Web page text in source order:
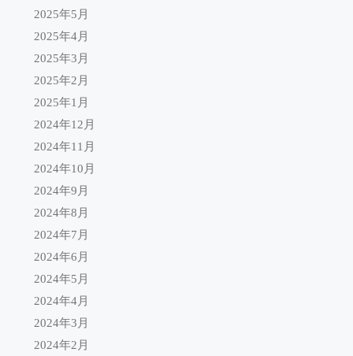
2025年5月
2025年4月
2025年3月
2025年2月
2025年1月
2024年12月
2024年11月
2024年10月
2024年9月
2024年8月
2024年7月
2024年6月
2024年5月
2024年4月
2024年3月
2024年2月